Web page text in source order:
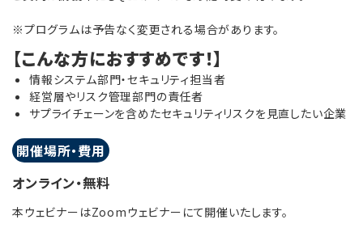
※プログラムは予告なく変更される場合があります。
【こんな方におすすめです！】
情報システム部門・セキュリティ担当者
経営層やリスク管理部門の責任者
サプライチェーンを含めたセキュリティリスクを見直したい企業
開催場所・費用
オンライン・無料
本ウェビナーはZoomウェビナーにて開催いたします。